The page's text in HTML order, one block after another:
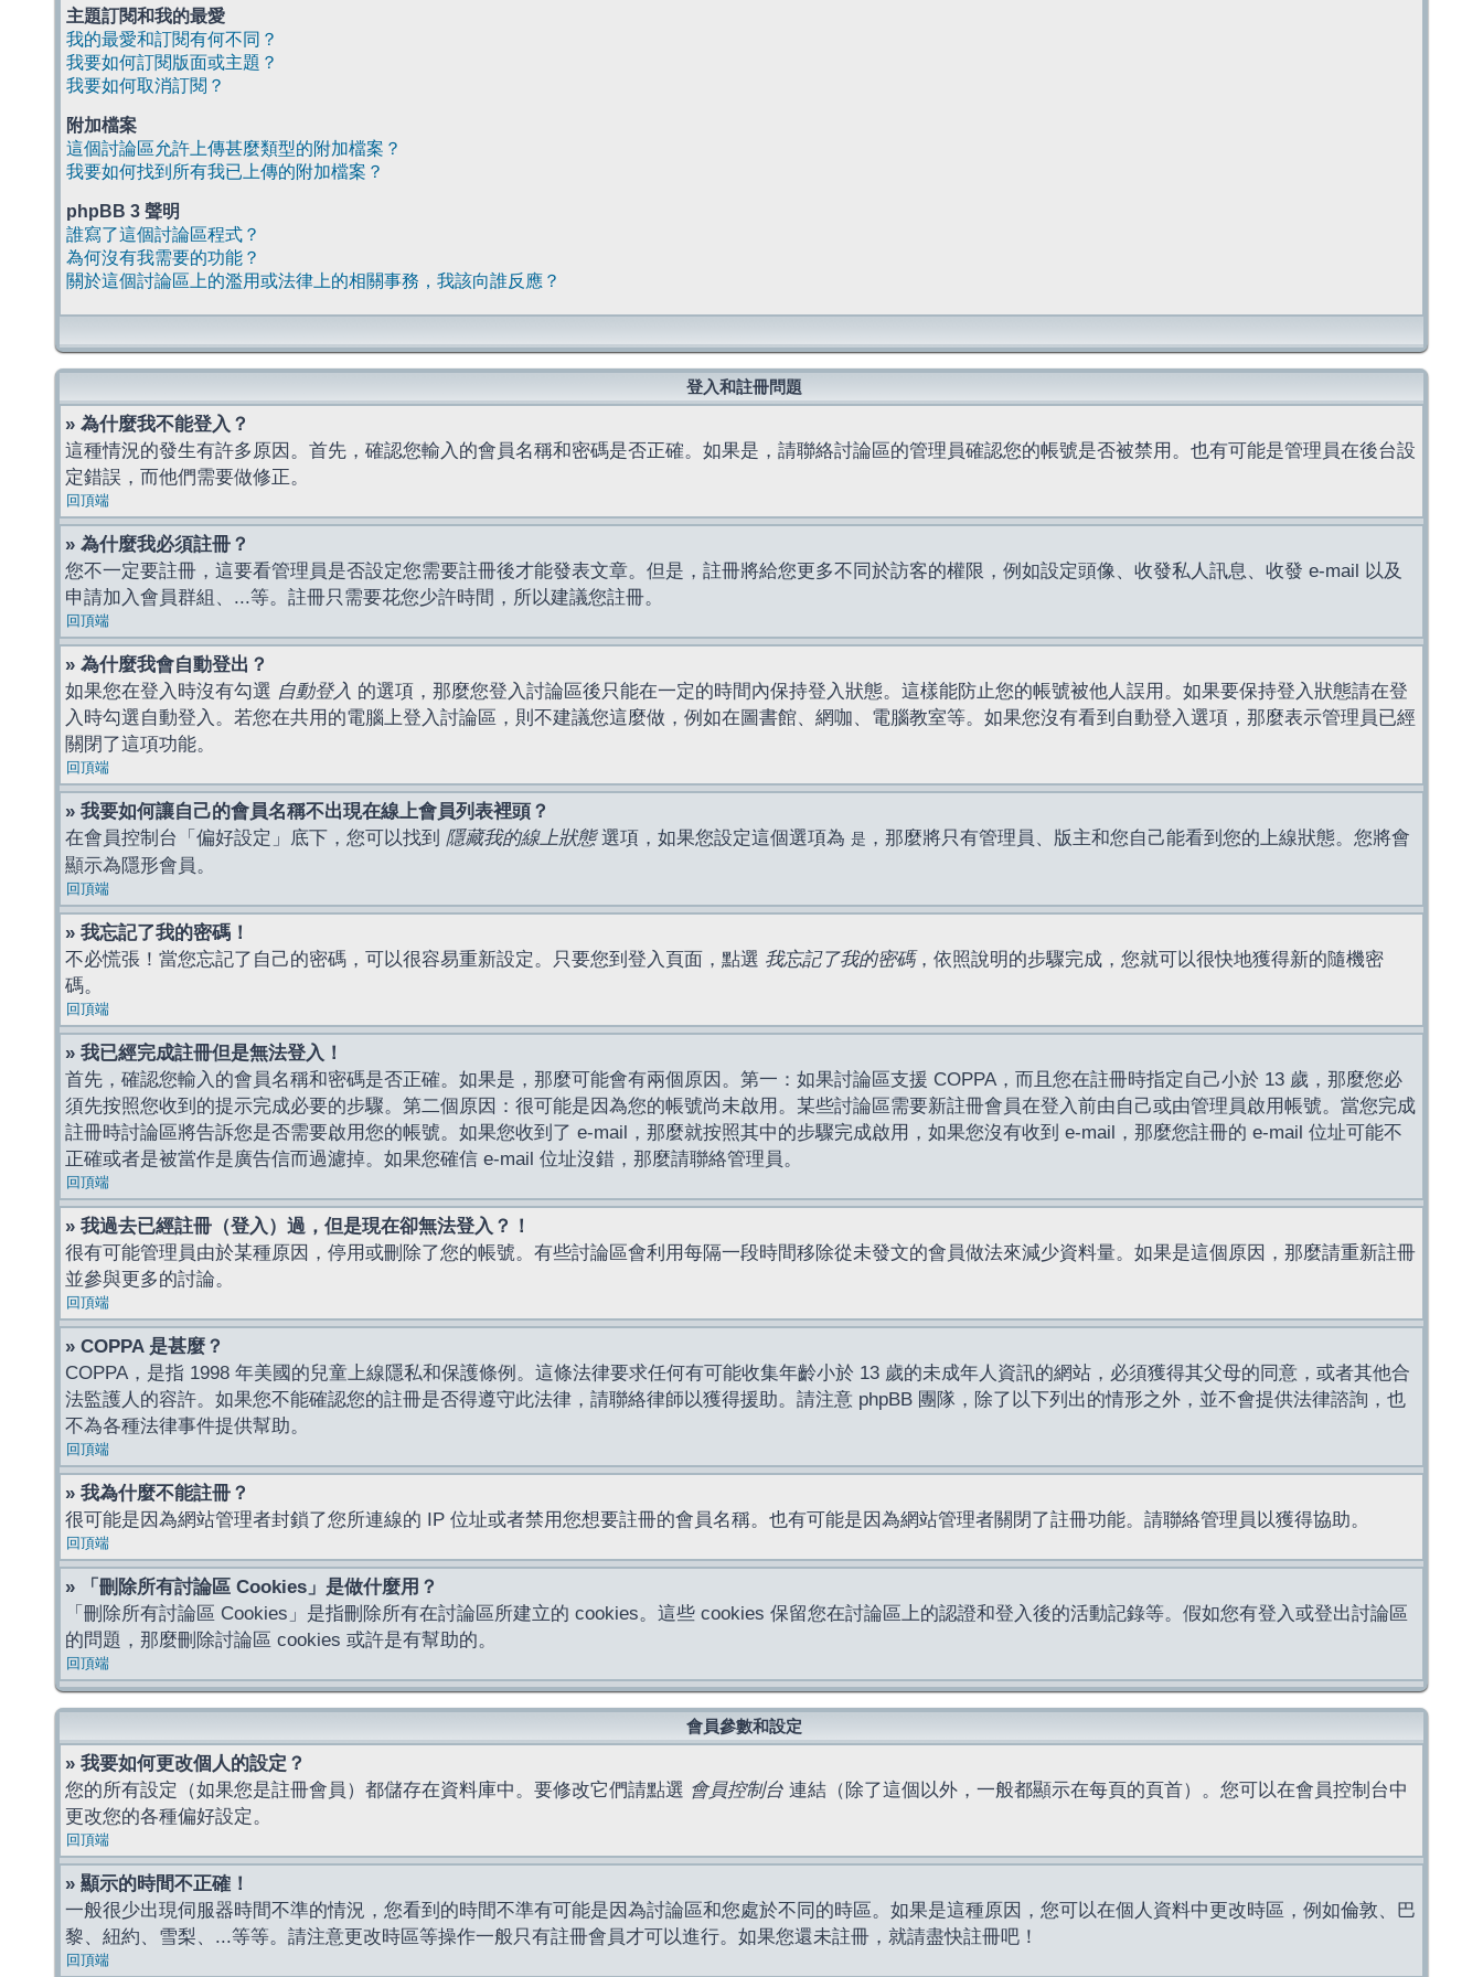
主題訂閱和我的最愛
我的最愛和訂閱有何不同？
我要如何訂閱版面或主題？
我要如何取消訂閱？
附加檔案
這個討論區允許上傳甚麼類型的附加檔案？
我要如何找到所有我已上傳的附加檔案？
phpBB 3 聲明
誰寫了這個討論區程式？
為何沒有我需要的功能？
關於這個討論區上的濫用或法律上的相關事務，我該向誰反應？
登入和註冊問題
» 為什麼我不能登入？
這種情況的發生有許多原因。首先，確認您輸入的會員名稱和密碼是否正確。如果是，請聯絡討論區的管理員確認您的帳號是否被禁用。也有可能是管理員在後台設
定錯誤，而他們需要做修正。
回頂端
» 為什麼我必須註冊？
您不一定要註冊，這要看管理員是否設定您需要註冊後才能發表文章。但是，註冊將給您更多不同於訪客的權限，例如設定頭像、收發私人訊息、收發 e-mail 以及
申請加入會員群組、...等。註冊只需要花您少許時間，所以建議您註冊。
回頂端
» 為什麼我會自動登出？
如果您在登入時沒有勾選 自動登入 的選項，那麼您登入討論區後只能在一定的時間內保持登入狀態。這樣能防止您的帳號被他人誤用。如果要保持登入狀態請在登
入時勾選自動登入。若您在共用的電腦上登入討論區，則不建議您這麼做，例如在圖書館、網咖、電腦教室等。如果您沒有看到自動登入選項，那麼表示管理員已經
關閉了這項功能。
回頂端
» 我要如何讓自己的會員名稱不出現在線上會員列表裡頭？
在會員控制台「偏好設定」底下，您可以找到 隱藏我的線上狀態選項，如果您設定這個選項為 是 ，那麼將只有管理員、版主和您自己能看到您的上線狀態。您將會
顯示為隱形會員。
回頂端
» 我忘記了我的密碼！
不必慌張！當您忘記了自己的密碼，可以很容易重新設定。只要您到登入頁面，點選 我忘記了我的密碼，依照說明的步驟完成，您就可以很快地獲得新的隨機密
碼。
回頂端
» 我已經完成註冊但是無法登入！
首先，確認您輸入的會員名稱和密碼是否正確。如果是，那麼可能會有兩個原因。第一：如果討論區支援 COPPA，而且您在註冊時指定自己小於 13 歲，那麼您必
須先按照您收到的提示完成必要的步驟。第二個原因：很可能是因為您的帳號尚未啟用。某些討論區需要新註冊會員在登入前由自己或由管理員啟用帳號。當您完成
註冊時討論區將告訴您是否需要啟用您的帳號。如果您收到了 e-mail，那麼就按照其中的步驟完成啟用，如果您沒有收到 e-mail，那麼您註冊的 e-mail 位址可能不
正確或者是被當作是廣告信而過濾掉。如果您確信 e-mail 位址沒錯，那麼請聯絡管理員。
回頂端
» 我過去已經註冊（登入）過，但是現在卻無法登入？！
很有可能管理員由於某種原因，停用或刪除了您的帳號。有些討論區會利用每隔一段時間移除從未發文的會員做法來減少資料量。如果是這個原因，那麼請重新註冊
並參與更多的討論。
回頂端
» COPPA 是甚麼？
COPPA，是指 1998 年美國的兒童上線隱私和保護條例。這條法律要求任何有可能收集年齡小於 13 歲的未成年人資訊的網站，必須獲得其父母的同意，或者其他合
法監護人的容許。如果您不能確認您的註冊是否得遵守此法律，請聯絡律師以獲得援助。請注意 phpBB 團隊，除了以下列出的情形之外，並不會提供法律諮詢，也
不為各種法律事件提供幫助。
回頂端
» 我為什麼不能註冊？
很可能是因為網站管理者封鎖了您所連線的 IP 位址或者禁用您想要註冊的會員名稱。也有可能是因為網站管理者關閉了註冊功能。請聯絡管理員以獲得協助。
回頂端
» 「刪除所有討論區 Cookies」是做什麼用？
「刪除所有討論區 Cookies」是指刪除所有在討論區所建立的 cookies。這些 cookies 保留您在討論區上的認證和登入後的活動記錄等。假如您有登入或登出討論區
的問題，那麼刪除討論區 cookies 或許是有幫助的。
回頂端
會員參數和設定
» 我要如何更改個人的設定？
您的所有設定（如果您是註冊會員）都儲存在資料庫中。要修改它們請點選 會員控制台 連結（除了這個以外，一般都顯示在每頁的頁首）。您可以在會員控制台中
更改您的各種偏好設定。
回頂端
» 顯示的時間不正確！
一般很少出現伺服器時間不準的情況，您看到的時間不準有可能是因為討論區和您處於不同的時區。如果是這種原因，您可以在個人資料中更改時區，例如倫敦、巴
黎、紐約、雪梨、...等等。請注意更改時區等操作一般只有註冊會員才可以進行。如果您還未註冊，就請盡快註冊吧！
回頂端